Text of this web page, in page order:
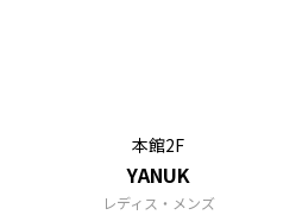
本館2F
YANUK
レディス・メンズ